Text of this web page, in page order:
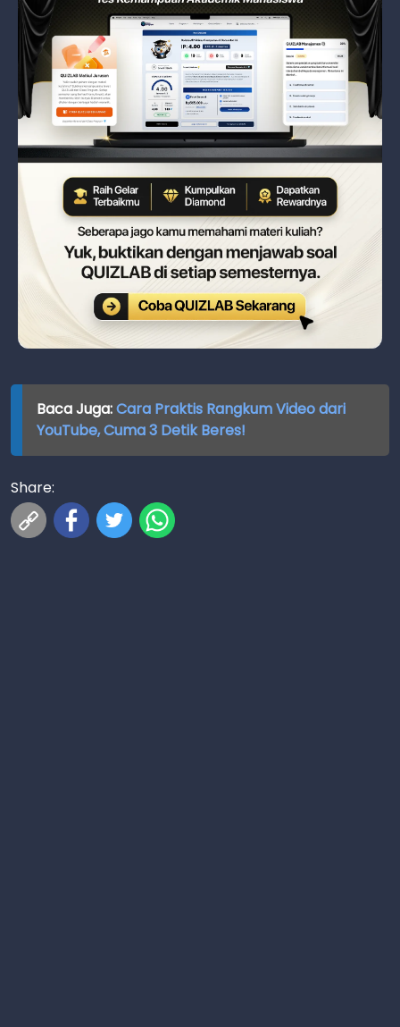
Baca Juga:Cara Praktis Rangkum Video dari
YouTube, Cuma 3 Detik Beres!
Share: